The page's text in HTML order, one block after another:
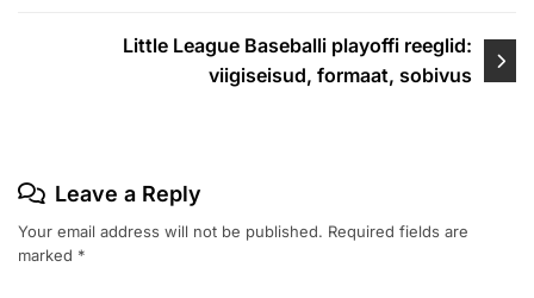
Little League Baseballi playoffi reeglid:
viigiseisud, formaat, sobivus
Leave a Reply
Your email address will not be published. Required fields are
marked *